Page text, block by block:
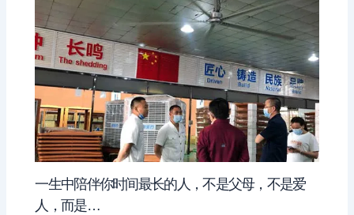
一生中陪伴你时间最长的人，不是父母，不是爱
人，而是…